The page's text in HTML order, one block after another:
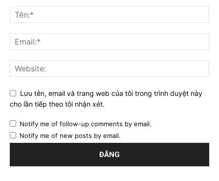
Lưu tên, email và trang web của tôi trong trình duyệt này
cho lần tiếp theo tôi nhận xét.
Notify me of follow-up comments by email.
Notify me of new posts by email.